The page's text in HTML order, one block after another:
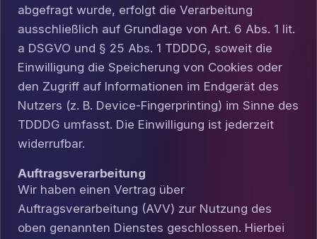
abgefragt wurde, erfolgt die Verarbeitung
ausschließlich auf Grundlage von Art. 6 Abs. 1 lit.
a DSGVO und § 25 Abs. 1 TDDDG, soweit die
Einwilligung die Speicherung von Cookies oder
den Zugriff auf Informationen im Endgerät des
Nutzers (z. B. Device-Fingerprinting) im Sinne des
TDDDG umfasst. Die Einwilligung ist jederzeit
widerrufbar.
Auftragsverarbeitung
Wir haben einen Vertrag über
Auftragsverarbeitung (AVV) zur Nutzung des
oben genannten Dienstes geschlossen. Hierbei